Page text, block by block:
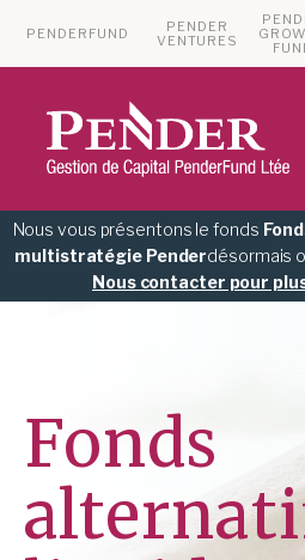
PENDERFUND
PENDER
VENTURES
Nous vous présentons le fonds
multistratégie Penderdésormais
Nous contacter pour
Fonds